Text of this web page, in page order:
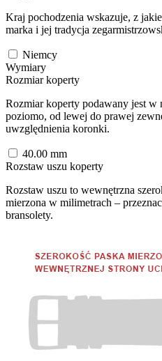
Kraj pochodzenia wskazuje, z
marka i jej tradycja
Niemcy
Wymiary
Rozmiar koperty
Rozmiar koperty podawany jest w
poziomo, od lewej do prawej
uwzględnienia koronki.
40.00 mm
Rozstaw uszu koperty
Rozstaw uszu to wewnętrzna
mierzona w milimetrach –
bransolety.